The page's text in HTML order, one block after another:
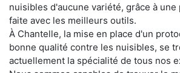
nuisibles d'aucune variété, grâce à
faite avec les meilleurs outils.
À Chantelle, la mise en place d'un
bonne qualité contre les nuisibles, se
actuellement la spécialité de tous nos